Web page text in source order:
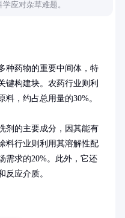
应对杂草难题。
种药物的重要中间体，特
键构建块。农药行业则利
，约占总用量的30%。
剂的主要成分，因其能有
料行业则利用其溶解性配
需求的20%。此外，它还
反应介质。